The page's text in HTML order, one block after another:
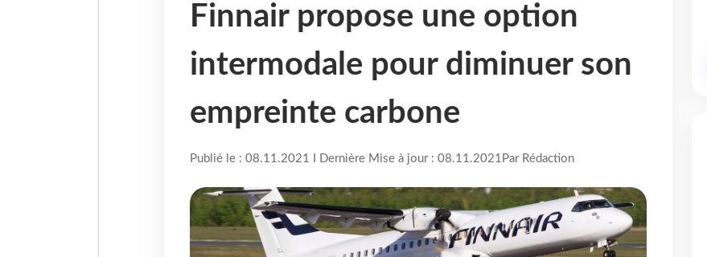
Finnair propose une option
intermodale pour diminuer son
empreinte carbone
Publié le : 08.11.2021 I Dernière Mise à jour : 08.11.2021 Par Rédaction